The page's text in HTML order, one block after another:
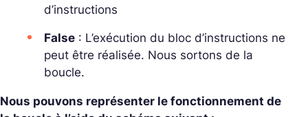
d’instructions
False : L’exécution du bloc d’instructions ne
peut être réalisée. Nous sortons de la
boucle.
Nous pouvons représenter le fonctionnement de